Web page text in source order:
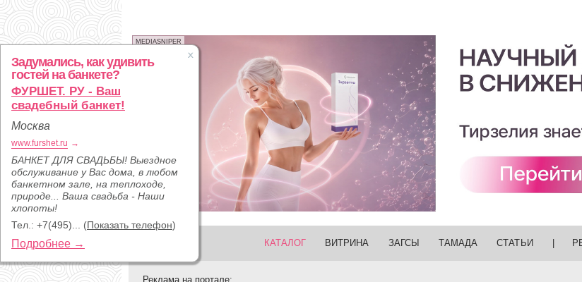
Задумались, как удивить
гостей на банкете?
ФУРШЕТ. РУ - Ваш
свадебный банкет!
Москва
www.furshet.ru →
БАНКЕТ ДЛЯ СВАДЬБЫ! Выездное
обслуживание у Вас дома, в любом
банкетном зале, на теплоходе,
природе... Ваша свадьба - Наши
хлопоты!
Тел.: +7(495)... (Показать телефон)
Подробнее →
MEDIASNIPER
КАТАЛОГ ВИТРИНА ЗАГСЫ ТАМАДА СТАТЬИ
Реклама на портале: